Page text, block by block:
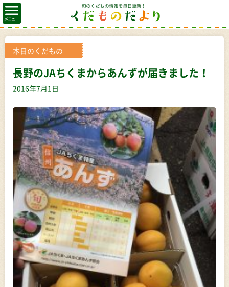
本日のくだもの
長野のJAちくまからあんずが届きました！
2016年7月1日